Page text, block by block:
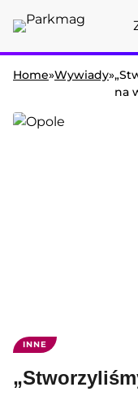
do
Home»Wywiady»
na
INNE